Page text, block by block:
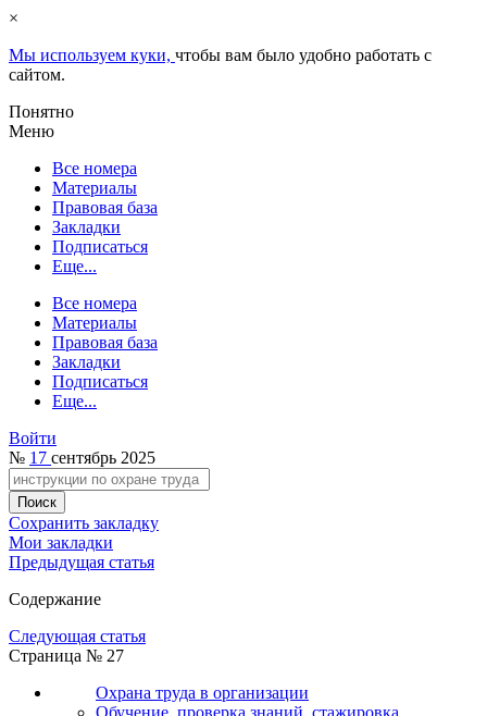
×
Мы используем куки, чтобы вам было удобно работать с
сайтом.
Понятно
Меню
Все номера
Материалы
Правовая база
Закладки
Подписаться
Еще...
Все номера
Материалы
Правовая база
Закладки
Подписаться
Еще...
Войти
№ 17 сентябрь 2025
Сохранить закладку
Мои закладки
Предыдущая статья
Содержание
Следующая статья
Страница № 27
Охрана труда в организации
Обучение, проверка знаний, стажировка